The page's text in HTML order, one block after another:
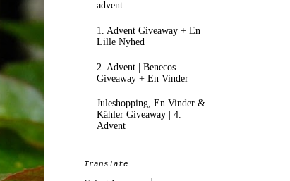
advent
1. Advent Giveaway + En
Lille Nyhed
2. Advent | Benecos
Giveaway + En Vinder
Juleshopping, En Vinder &
Kähler Giveaway | 4.
Advent
Translate